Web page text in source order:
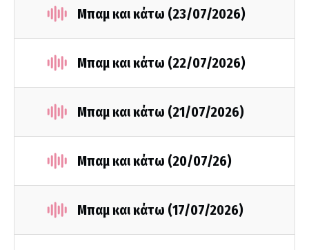
Μπαμ και κάτω (23/07/2026)
Μπαμ και κάτω (22/07/2026)
Μπαμ και κάτω (21/07/2026)
Μπαμ και κάτω (20/07/26)
Μπαμ και κάτω (17/07/2026)